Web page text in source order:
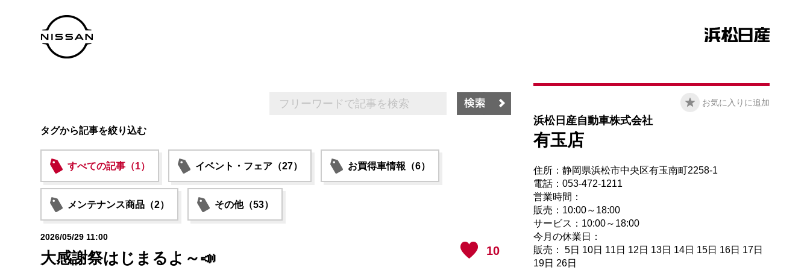
タグから記事を絞り込む
すべての記事（1） イベント・フェア（27） お買得車情報（6）
メンテナンス商品（2） その他（53）
10
2026/05/29 11:00
大感謝祭はじまるよ～📣
お気に入りに追加
浜松日産自動車株式会社
有玉店
住所：静岡県浜松市中央区有玉南町2258-1
電話：053-472-1211
営業時間：
販売：10:00～18:00
サービス：10:00～18:00
今月の休業日：
販売： 5日 10日 11日 12日 13日 14日 15日 16日 17日
19日 26日